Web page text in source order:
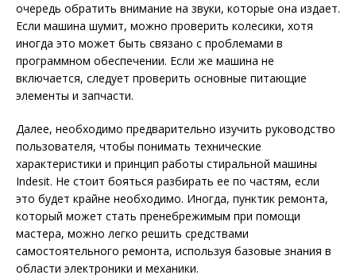
очередь обратить внимание на звуки, которые она издает.
Если машина шумит, можно проверить колесики, хотя
иногда это может быть связано с проблемами в
программном обеспечении. Если же машина не
включается, следует проверить основные питающие
элементы и запчасти.
Далее, необходимо предварительно изучить руководство
пользователя, чтобы понимать технические
характеристики и принцип работы стиральной машины
Indesit. Не стоит бояться разбирать ее по частям, если
это будет крайне необходимо. Иногда, пунктик ремонта,
который может стать пренебрежимым при помощи
мастера, можно легко решить средствами
самостоятельного ремонта, используя базовые знания в
области электроники и механики.